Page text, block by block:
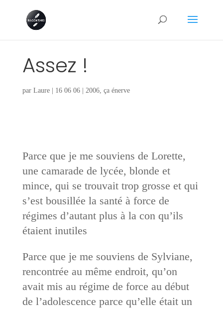
Assez !
par Laure| 16 06 06| 2006, ça énerve
Parce que je me souviens de Lorette,
une camarade de lycée, blonde et
mince, qui se trouvait trop grosse et qui
s’est bousillée la santé à force de
régimes d’autant plus à la con qu’ils
étaient inutiles
Parce que je me souviens de Sylviane,
rencontrée au même endroit, qu’on
avait mis au régime de force au début
de l’adolescence parce qu’elle était un